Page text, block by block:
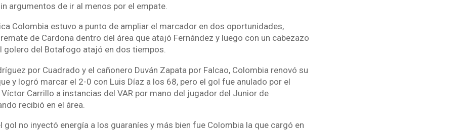
argumentos de ir al menos por el empate.
Colombia estuvo a punto de ampliar el marcador en dos oportunidades,
de Cardona dentro del área que atajó Fernández y luego con un cabezazo
golero del Botafogo atajó en dos tiempos.
por Cuadrado y el cañonero Duván Zapata por Falcao, Colombia renovó su
y logró marcar el 2-0 con Luis Díaz a los 68, pero el gol fue anulado por el
Carrillo a instancias del VAR por mano del jugador del Junior de
recibió en el área.
gol no inyectó energía a los guaraníes y más bien fue Colombia la que cargó en